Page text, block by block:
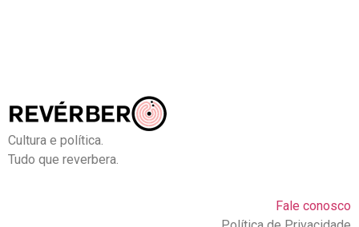
Cultura e política.
Tudo que reverbera.
Fale conosco